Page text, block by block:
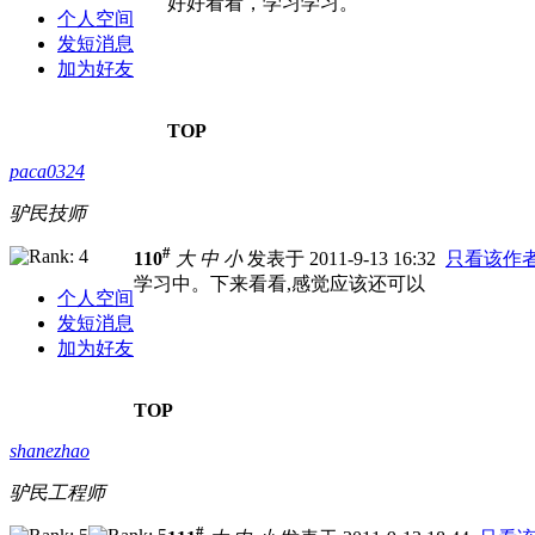
个人空间
发短消息
加为好友
TOP
paca0324
驴民技师
个人空间
发短消息
加为好友
110# 大 中 小发表于 2011-9-13 16:32
只看该作
学习中。下来看看,感觉应该还可以
TOP
shanezhao
驴民工程师